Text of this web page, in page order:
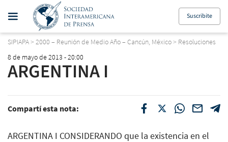
Suscribite
SIPIAPA> 2000 – Reunión de Medio Año – Cancún, México> Resoluciones
8 de mayo de 2013 - 20:00
ARGENTINA I
Compartí esta nota:
ARGENTINA I CONSIDERANDO que la existencia en el